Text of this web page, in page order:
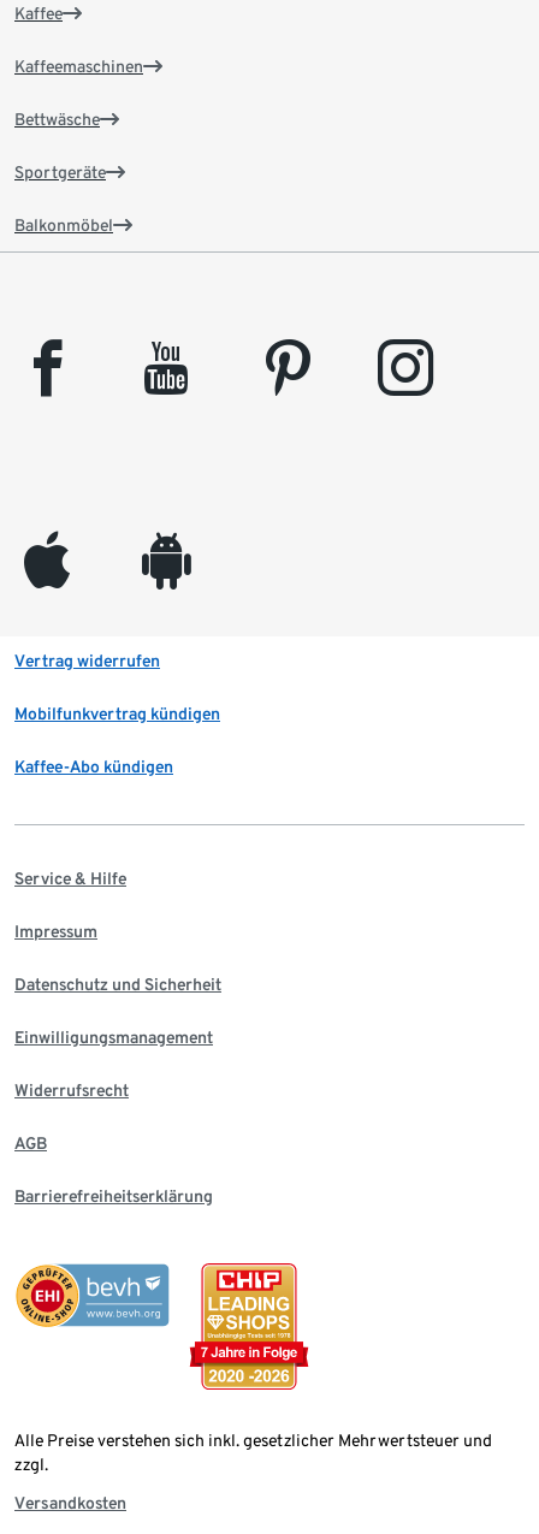
Kaffee
Kaffeemaschinen
Bettwäsche
Sportgeräte
Balkonmöbel
facebook youtube pinterest instagram
appleinc android
Vertrag widerrufen
Mobilfunkvertrag kündigen
Kaffee-Abo kündigen
Service & Hilfe
Impressum
Datenschutz und Sicherheit
Einwilligungsmanagement
Widerrufsrecht
AGB
Barrierefreiheitserklärung
Alle Preise verstehen sich inkl. gesetzlicher Mehrwertsteuer und
zzgl.
Versandkosten